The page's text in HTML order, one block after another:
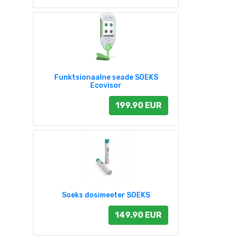
Funktsionaalne seade SOEKS
Ecovisor
199.90 EUR
Soeks dosimeeter SOEKS
149.90 EUR